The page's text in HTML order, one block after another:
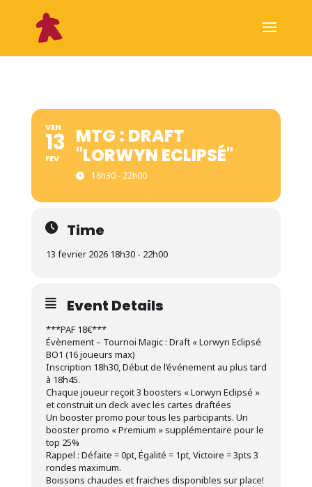
VEN
13
FEV
MTG : DRAFT
"LORWYN ECLIPSÉ"
18h30 - 22h00
Time
13 fevrier 2026 18h30 - 22h00
Event Details
***PAF 18€***
Évènement – Tournoi Magic : Draft « Lorwyn Eclipsé
BO1 (16 joueurs max)
Inscription 18h30, Début de l’événement au plus tard
à 18h45.
Chaque joueur reçoit 3 boosters « Lorwyn Eclipsé »
et construit un deck avec les cartes draftées
Un booster promo pour tous les participants. Un
booster promo « Premium » supplémentaire pour le
top 25%
Rappel : Défaite = 0pt, Égalité = 1pt, Victoire = 3pts 3
rondes maximum.
Boissons chaudes et fraiches disponibles sur place!